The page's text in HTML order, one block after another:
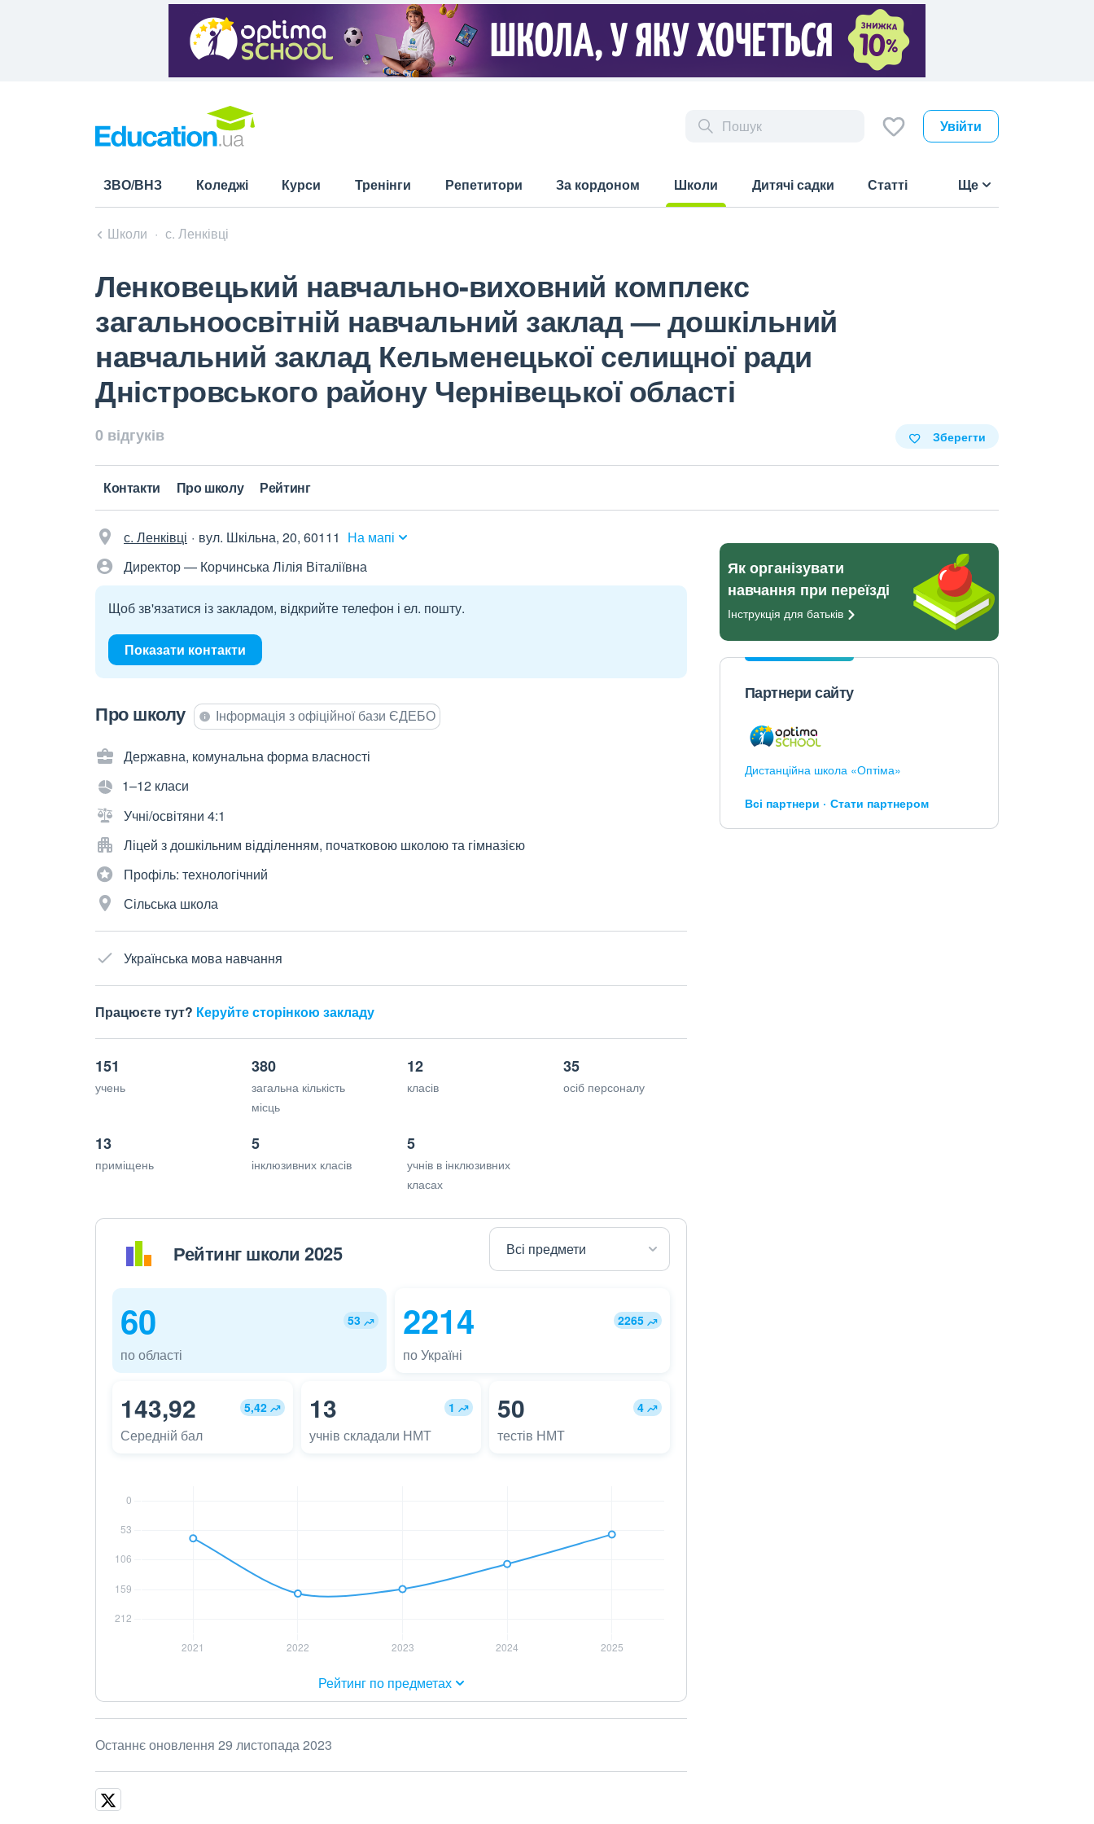
Увійти
ЗВО/ВНЗ Коледжі Курси Тренінги Репетитори За кордоном
Школи
Дитячі садки Статті Ще
Школи с. Ленківці
Ленковецький навчально-виховний комплекс
загальноосвітній навчальний заклад — дошкільний
навчальний заклад Кельменецької селищної ради
Дністровського району Чернівецької області
0 відгуків Зберегти
Контакти Про школу Рейтинг
с. Ленківці вул. Шкільна, 20, 60111 На мапі
Директор — Корчинська Лілія Віталіївна
Щоб зв'язатися із закладом, відкрийте телефон і ел. пошту.
Показати контакти
Про школу Інформація з офіційної бази ЄДЕБО
Державна, комунальна форма власності
1–12 класи
Учні/освітяни 4:1
Ліцей з дошкільним відділенням, початковою школою та гімназією
Профіль: технологічний
Сільська школа
Українська мова навчання
Працюєте тут? Керуйте сторінкою закладу
151
учень
380
загальна кількість
місць
12
класів
35
осіб персоналу
13
приміщень
5
інклюзивних класів
5
учнів в інклюзивних
класах
Рейтинг школи 2025
60 53
по області
2214 2265
по Україні
143,92 5,42
Середній бал
13 1
учнів складали НМТ
50 4
тестів НМТ
Рейтинг по предметах
Останнє оновлення 29 листопада 2023
Як організувати
навчання при переїзді
Інструкція для батьків
Партнери сайту
Дистанційна школа «Оптіма»
Всі партнери Стати партнером